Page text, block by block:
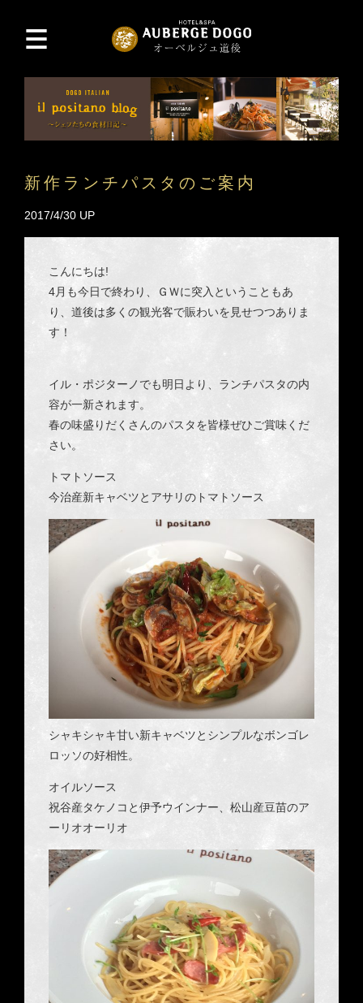
新作ランチパスタのご案内
2017/4/30 UP
こんにちは!
4月も今日で終わり、ＧＷに突入ということもあ
り、道後は多くの観光客で賑わいを見せつつありま
す！
イル・ポジターノでも明日より、ランチパスタの内
容が一新されます。
春の味盛りだくさんのパスタを皆様ぜひご賞味くだ
さい。
トマトソース
今治産新キャベツとアサリのトマトソース
シャキシャキ甘い新キャベツとシンプルなボンゴレ
ロッソの好相性。
オイルソース
祝谷産タケノコと伊予ウインナー、松山産豆苗のア
ーリオオーリオ